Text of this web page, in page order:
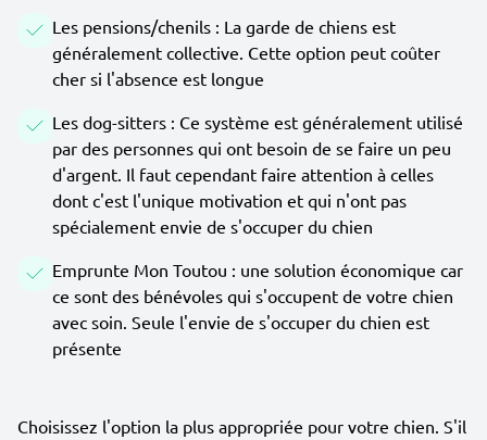
Les pensions/chenils : La garde de chiens est
généralement collective. Cette option peut coûter
cher si l'absence est longue
Les dog-sitters : Ce système est généralement utilisé
par des personnes qui ont besoin de se faire un peu
d'argent. Il faut cependant faire attention à celles
dont c'est l'unique motivation et qui n'ont pas
spécialement envie de s'occuper du chien
Emprunte Mon Toutou : une solution économique car
ce sont des bénévoles qui s'occupent de votre chien
avec soin. Seule l'envie de s'occuper du chien est
présente
Choisissez l'option la plus appropriée pour votre chien. S'il